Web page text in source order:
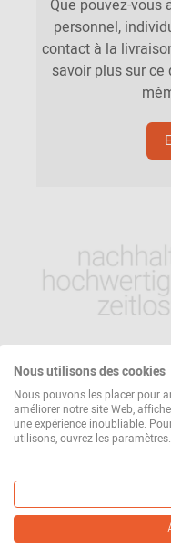
Que pouvez-vous
personnel,
contact à la
savoir plus sur
Notre
En tant que votre
grand choix de
design de
Nous utilisons des cookies
Nous pouvons les placer pour
améliorer notre site Web,
une expérience inoubliable.
utilisons, ouvrez les paramètres.